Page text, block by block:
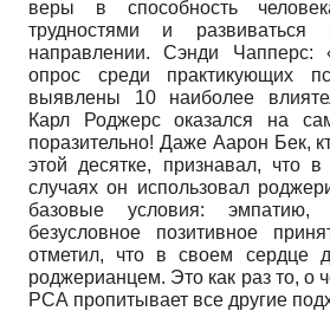
веры в способность
трудностями и развиваться
направлении. Сэнди
опрос среди практикующих
выявлены 10 наиболее
Карл Роджерс оказался на
поразительно! Даже Аарон Бек,
этой десятке, признавал, что
случаях он использовал
базовые условия: эмпатию,
безусловное позитивное
отметил, что в своем сердце
роджерианцем. Это как раз то, о
РСА пропитывает все другие